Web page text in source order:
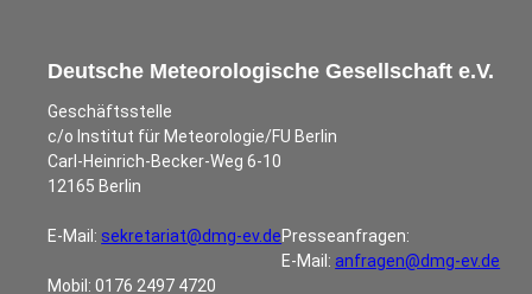
Deutsche Meteorologische Gesellschaft e.V.
Geschäftsstelle
c/o Institut für Meteorologie/FU Berlin
Carl-Heinrich-Becker-Weg 6-10
12165 Berlin
E-Mail: sekretariat@dmg-ev.de
Mobil: 0176 2497 4720
Presseanfragen:
E-Mail: anfragen@dmg-ev.de